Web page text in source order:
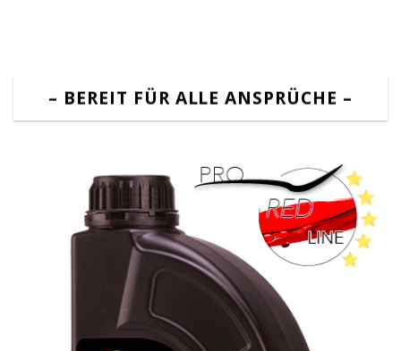
– BEREIT FÜR ALLE ANSPRÜCHE –